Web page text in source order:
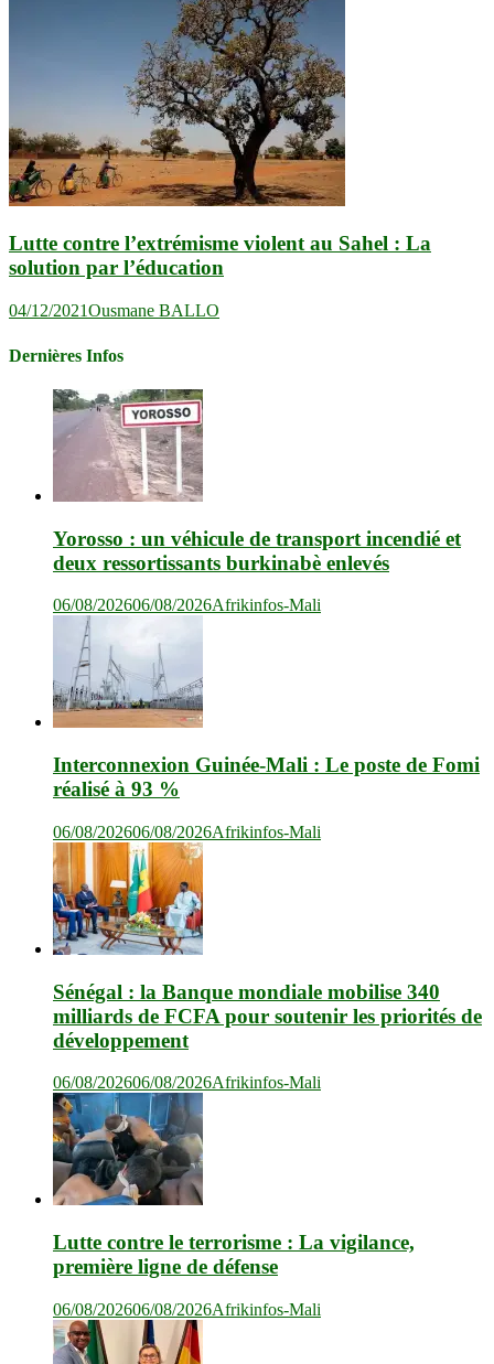
Lutte contre l’extrémisme violent au Sahel : La
solution par l’éducation
04/12/2021Ousmane BALLO
Dernières Infos
Yorosso : un véhicule de transport incendié et
deux ressortissants burkinabè enlevés
06/08/202606/08/2026Afrikinfos-Mali
Interconnexion Guinée-Mali : Le poste de Fomi
réalisé à 93 %
06/08/202606/08/2026Afrikinfos-Mali
Sénégal : la Banque mondiale mobilise 340
milliards de FCFA pour soutenir les priorités de
développement
06/08/202606/08/2026Afrikinfos-Mali
Lutte contre le terrorisme : La vigilance,
première ligne de défense
06/08/202606/08/2026Afrikinfos-Mali